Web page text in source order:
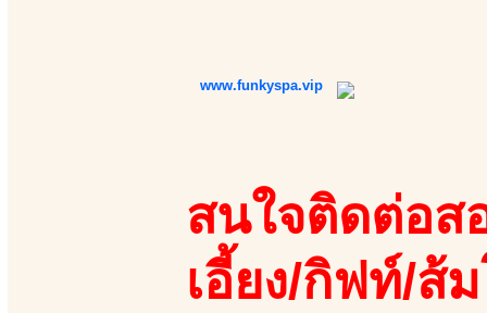
www.funkyspa.vip
สนใจติดต่อส
เอี้ยง/กิฟท์/ส้